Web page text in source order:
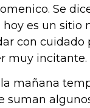
Se
es un sitio
con
muy incitante.
mañana
suman